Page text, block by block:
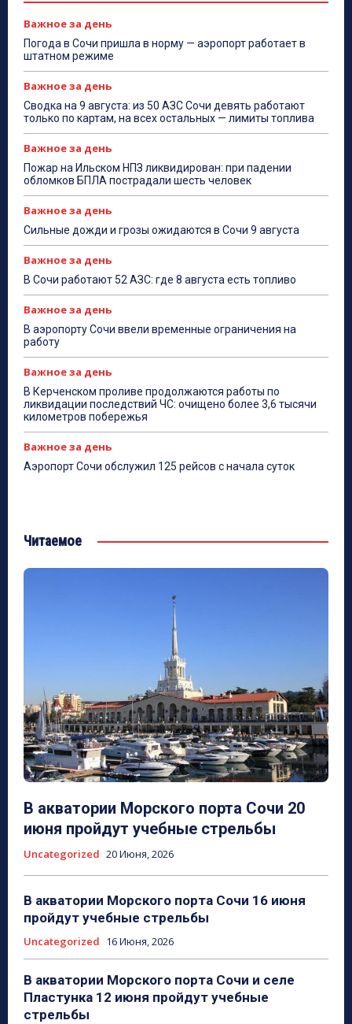
Важное за день
Погода в Сочи пришла в норму — аэропорт работает в
штатном режиме
Важное за день
Сводка на 9 августа: из 50 АЗС Сочи девять работают
только по картам, на всех остальных — лимиты топлива
Важное за день
Пожар на Ильском НПЗ ликвидирован: при падении
обломков БПЛА пострадали шесть человек
Важное за день
Сильные дожди и грозы ожидаются в Сочи 9 августа
Важное за день
В Сочи работают 52 АЗС: где 8 августа есть топливо
Важное за день
В аэропорту Сочи ввели временные ограничения на
работу
Важное за день
В Керченском проливе продолжаются работы по
ликвидации последствий ЧС: очищено более 3,6 тысячи
километров побережья
Важное за день
Аэропорт Сочи обслужил 125 рейсов с начала суток
Читаемое
В акватории Морского порта Сочи 20
июня пройдут учебные стрельбы
Uncategorized 20 Июня, 2026
В акватории Морского порта Сочи 16 июня
пройдут учебные стрельбы
Uncategorized 16 Июня, 2026
В акватории Морского порта Сочи и селе
Пластунка 12 июня пройдут учебные
стрельбы